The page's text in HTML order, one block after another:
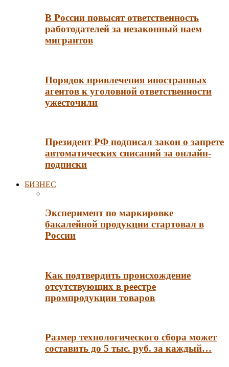
В России повысят ответственность
работодателей за незаконный наем
мигрантов
Порядок привлечения иностранных
агентов к уголовной ответственности
ужесточили
Президент РФ подписал закон о запрете
автоматических списаний за онлайн-
подписки
БИЗНЕС
Эксперимент по маркировке
бакалейной продукции стартовал в
России
Как подтвердить происхождение
отсутствующих в реестре
промпродукции товаров
Размер технологического сбора может
составить до 5 тыс. руб. за каждый…